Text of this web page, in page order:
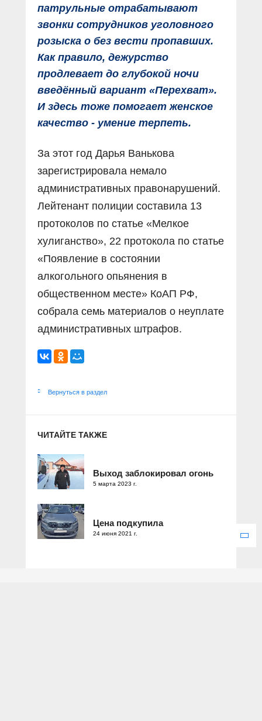
патрульные отрабатывают
звонки сотрудников уголовного
розыска о без вести пропавших.
Как правило, дежурство
продлевает до глубокой ночи
введённый вариант «Перехват».
И здесь тоже помогает женское
качество - умение терпеть.
За этот год Дарья Ванькова
зарегистрировала немало
административных правонарушений.
Лейтенант полиции составила 13
протоколов по статье «Мелкое
хулиганство», 22 протокола по статье
«Появление в состоянии
алкогольного опьянения в
общественном месте» КоАП РФ,
собрала семь материалов о неуплате
административных штрафов.
Вернуться в раздел
ЧИТАЙТЕ ТАКЖЕ
Выход заблокировал огонь
5 марта 2023 г.
Цена подкупила
24 июня 2021 г.